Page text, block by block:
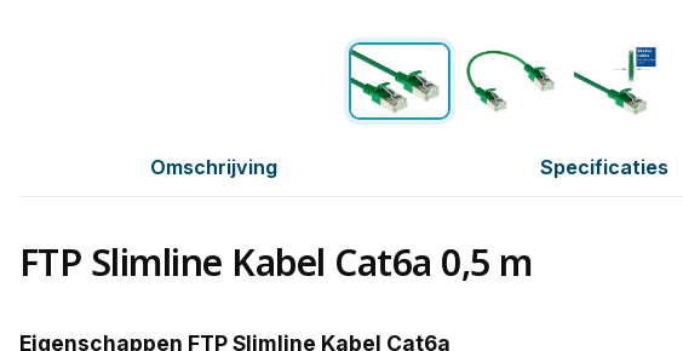
Omschrijving Specificaties
FTP Slimline Kabel Cat6a 0,5 m
Eigenschappen FTP Slimline Kabel Cat6a